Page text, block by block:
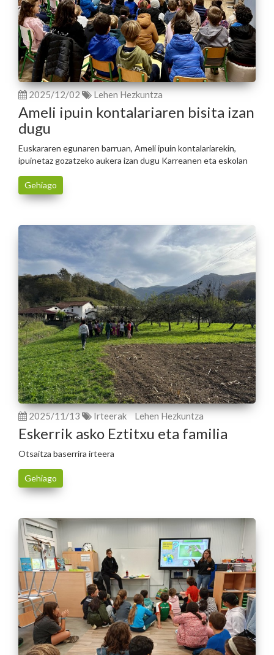
2025/12/02 Lehen Hezkuntza
Ameli ipuin kontalariaren bisita izan
dugu
Euskararen egunaren barruan, Ameli ipuin kontalariarekin,
ipuinetaz gozatzeko aukera izan dugu Karreanen eta eskolan
Gehiago
2025/11/13 Irteerak Lehen Hezkuntza
Eskerrik asko Eztitxu eta familia
Otsaitza baserrira irteera
Gehiago